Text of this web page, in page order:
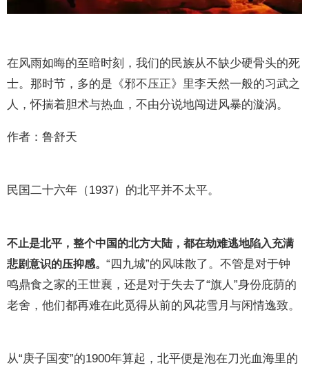
在风雨如晦的至暗时刻，我们的民族从不缺少硬骨头的死
士。那时节，多的是《邪不压正》里李天然一般的习武之
人，怀揣着胆术与热血，不由分说地闯进风暴的漩涡。
作者：鲁舒天
民国二十六年（1937）的北平并不太平。
不止是北平，整个中国的北方大陆，都在劫难逃地陷入充满
悲剧意识的压抑感。“四九城”的风味散了。不管是对于钟
鸣鼎食之家的王世襄，还是对于失去了“旗人”身份庇荫的
老舍，他们都再难在此觅得从前的风花雪月与闲情逸致。
从“庚子国变”的1900年算起，北平便是泡在刀光血海里的